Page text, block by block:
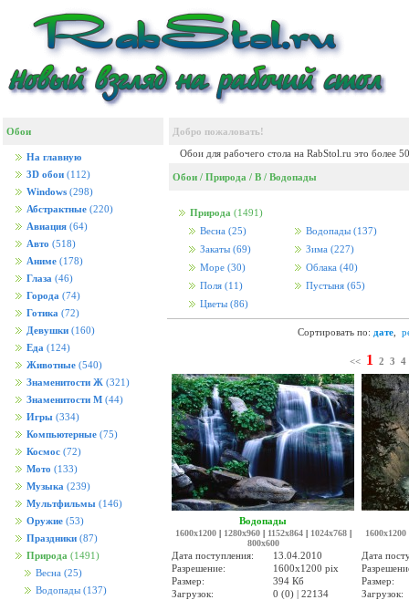
Обои
На главную
3D обои (112)
Windows (298)
Абстрактные (220)
Авиация (64)
Авто (518)
Аниме (178)
Глаза (46)
Города (74)
Готика (72)
Девушки (160)
Еда (124)
Животные (540)
Знаменитости Ж (321)
Знаменитости М (44)
Игры (334)
Компьютерные (75)
Космос (72)
Мото (133)
Музыка (239)
Мультфильмы (146)
Оружие (53)
Праздники (87)
Природа (1491)
Весна (25)
Водопады (137)
Добро пожаловать!
Обои для рабочего стола на RabStol.ru это более
Обои / Природа / В / Водопады
Природа (1491)
Весна (25) Водопады (137)
Закаты (69) Зима (227)
Море (30) Облака (40)
Поля (11) Пустыня (65)
Цветы (86)
Сортировать по: дате
<< 1 2 3 4
Водопады
1600x1200| 1280x960| 1152x864| 1024x768|
800x600
Дата поступления:
13.04.2010
Разрешение:
1600x1200 pix
Размер:
394 Кб
Загрузок:
0 (0) | 22134
1600x1200
Дата
Размер:
Загрузок: